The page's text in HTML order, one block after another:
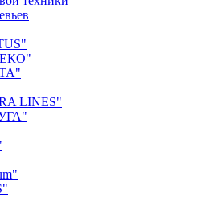
LINES"